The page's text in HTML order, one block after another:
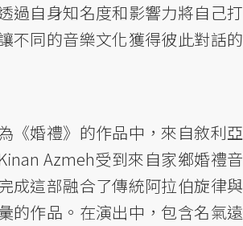
過自身知名度和影響力將自己打
不同的音樂文化獲得彼此對話的
《婚禮》的作品中，來自敘利亞
Azmeh受到來自家鄉婚禮音
成這部融合了傳統阿拉伯旋律與
的作品。在演出中，包含名氣遠